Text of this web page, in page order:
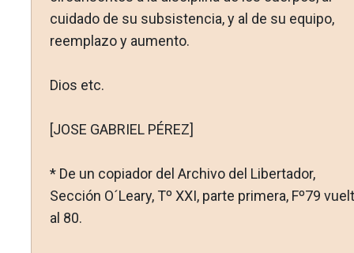
cuidado de su subsistencia, y al de su equipo,
reemplazo y aumento.
Dios etc.
[JOSE GABRIEL PÉREZ]
* De un copiador del Archivo del Libertador,
Sección O´Leary, Tº XXI, parte primera, Fº79
al 80.